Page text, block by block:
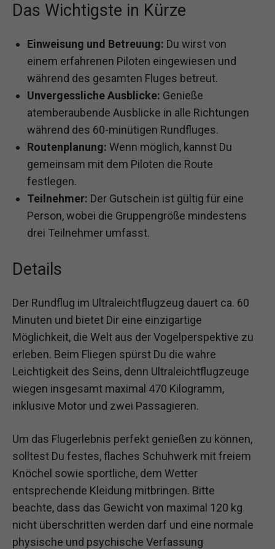
Das Wichtigste in Kürze
Einweisung und Betreuung: Du wirst von
einem erfahrenen Piloten eingewiesen und
während des gesamten Fluges betreut.
Unvergessliche Ausblicke: Genieße
atemberaubende Ausblicke in alle Richtungen
während des 60-minütigen Rundfluges.
Routenplanung: Wenn möglich, kannst Du
gemeinsam mit dem Piloten die Route
festlegen.
Teilnehmer: Der Gutschein ist gültig für eine
Person, wobei die Gruppengröße mindestens
drei Teilnehmer umfasst.
Details
Der Rundflug im Ultraleichtflugzeug dauert ca. 60
Minuten und bietet Dir eine einzigartige
Möglichkeit, die Welt aus der Vogelperspektive zu
erleben. Beim Fliegen spürst Du die wahre
Leichtigkeit des Seins, denn Ultraleichtflugzeuge
wiegen insgesamt maximal 470 Kilogramm,
inklusive Motor und zwei Passagieren.
Um das Flugerlebnis perfekt genießen zu können,
solltest Du festes, flaches Schuhwerk mit freiem
Knöchel sowie sportliche, dem Wetter
entsprechende Kleidung mitbringen. Bitte
beachte, dass das Gewicht von maximal 120 kg
nicht überschritten werden darf und eine normale
physische und psychische Verfassung